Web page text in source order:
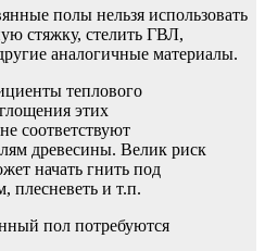
полы нельзя использовать
стяжку, стелить ГВЛ,
аналогичные материалы.
теплового
этих
соответствуют
древесины. Велик риск
начать гнить под
и т.п.
пол потребуются